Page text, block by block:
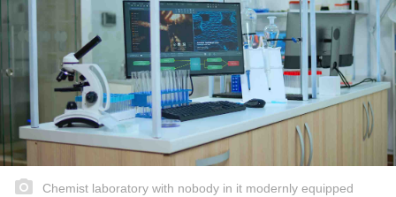
Chemist laboratory with nobody in it modernly equipped